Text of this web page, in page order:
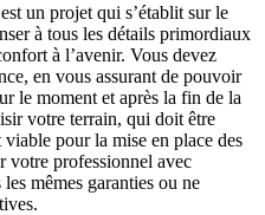
un projet qui s’établit sur le
à tous les détails primordiaux
à l’avenir. Vous devez
en vous assurant de pouvoir
le moment et après la fin de la
votre terrain, qui doit être
pour la mise en place des
votre professionnel avec
mêmes garanties ou ne